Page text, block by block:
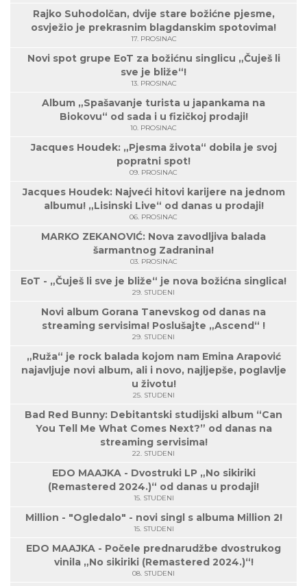
Rajko Suhodolčan, dvije stare božićne pjesme,
osvježio je prekrasnim blagdanskim spotovima!
17. PROSINAC
Novi spot grupe EoT za božićnu singlicu „Čuješ li
sve je bliže“!
13. PROSINAC
Album „Spašavanje turista u japankama na
Biokovu“ od sada i u fizičkoj prodaji!
10. PROSINAC
Jacques Houdek: „Pjesma života“ dobila je svoj
popratni spot!
09. PROSINAC
Jacques Houdek: Najveći hitovi karijere na jednom
albumu! „Lisinski Live“ od danas u prodaji!
06. PROSINAC
MARKO ZEKANOVIĆ: Nova zavodljiva balada
šarmantnog Zadranina!
03. PROSINAC
EoT - „Čuješ li sve je bliže“ je nova božićna singlica!
29. STUDENI
Novi album Gorana Tanevskog od danas na
streaming servisima! Poslušajte „Ascend“ !
29. STUDENI
„Ruža“ je rock balada kojom nam Emina Arapović
najavljuje novi album, ali i novo, najljepše, poglavlje
u životu!
25. STUDENI
Bad Red Bunny: Debitantski studijski album “Can
You Tell Me What Comes Next?” od danas na
streaming servisima!
22. STUDENI
EDO MAAJKA - Dvostruki LP „No sikiriki
(Remastered 2024.)“ od danas u prodaji!
15. STUDENI
Million - "Ogledalo" - novi singl s albuma Million 2!
15. STUDENI
EDO MAAJKA - Počele prednarudžbe dvostrukog
vinila „No sikiriki (Remastered 2024.)“!
08. STUDENI